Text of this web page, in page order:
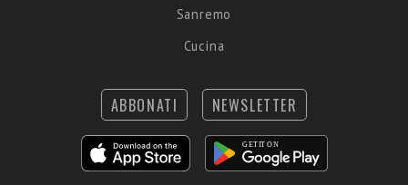
Sanremo
Cucina
ABBONATI NEWSLETTER